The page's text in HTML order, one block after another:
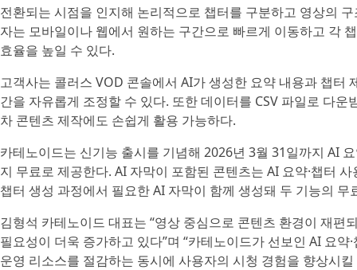
전환되는 시점을 인지해 논리적으로 챕터를 구분하고 영상의
자는 모바일이나 웹에서 원하는 구간으로 빠르게 이동하고 각
효율을 높일 수 있다.
고객사는 콜러스 VOD 콘솔에서 AI가 생성한 요약 내용과 챕터
간을 자유롭게 조정할 수 있다. 또한 데이터를 CSV 파일로 다
차 콘텐츠 제작에도 손쉽게 활용 가능하다.
카테노이드는 신기능 출시를 기념해 2026년 3월 31일까지 AI
지 무료로 제공한다. AI 자막이 포함된 콘텐츠는 AI 요약·챕터
챕터 생성 과정에서 필요한 AI 자막이 함께 생성돼 두 기능의
김형석 카테노이드 대표는 “영상 중심으로 콘텐츠 환경이 재편
필요성이 더욱 증가하고 있다”며 “카테노이드가 선보인 AI 요
운영 리소스를 절감하는 동시에 사용자의 시청 경험을 향상시